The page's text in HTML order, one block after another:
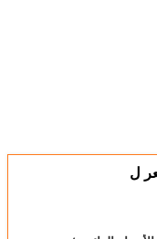
ل